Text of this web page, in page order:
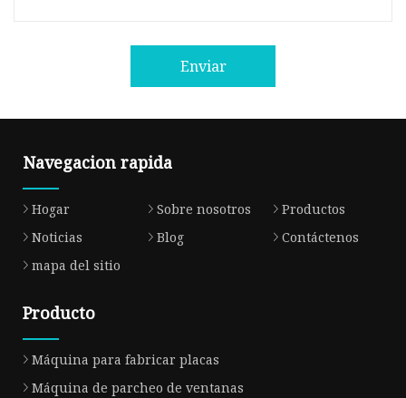
Enviar
Navegacion rapida
Hogar Sobre nosotros
Productos
Noticias
Blog
Contáctenos
mapa del sitio
Producto
Máquina para fabricar placas
Máquina de parcheo de ventanas